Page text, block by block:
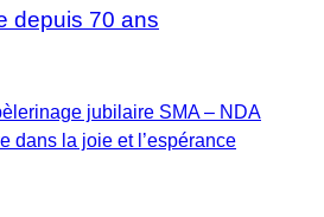
depuis 70 ans